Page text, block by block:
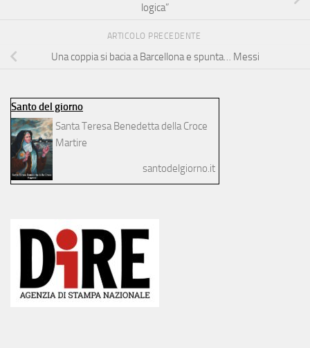
logica”
ARTICOLO PRECEDENTE
Una coppia si bacia a Barcellona e spunta… Messi
Santo del giorno
Santa Teresa Benedetta della Croce
Martire
santodelgiorno.it